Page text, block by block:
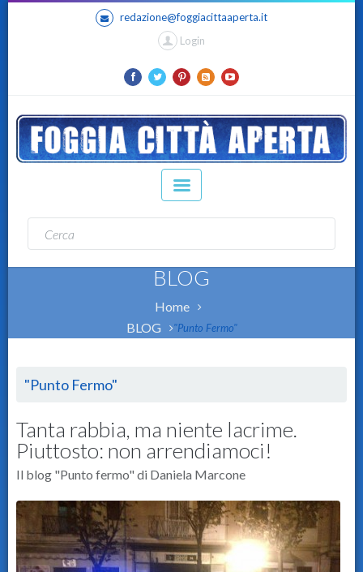
redazione@foggiacittaaperta.it
Login
BLOG
Home
BLOG
"Punto Fermo"
"Punto Fermo"
Tanta rabbia, ma niente lacrime.
Piuttosto: non arrendiamoci!
Il blog "Punto fermo" di Daniela Marcone